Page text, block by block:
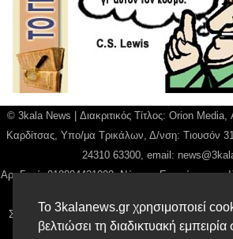
Το 3kalanews.gr χρησιμοποιεί
βελτιώσει τη διαδικτυακή εμπειρία
© 3kala News | Διακριτικός Τίτλος: Orion
Καρδίτσας, Υπο/μα Τρικάλων, Δ/νση: Τιουσόν
24310 63300, email:
Αρ. Γεμή: 018804431000, Νόμιμος Εκπρόσωπος,
Παναγιώτης Φιλίππου, Διευθύντρια:
Σύνταξης: Μπαλαμπάνη Βασιλική. Δικαιούχος
Φιλίππου